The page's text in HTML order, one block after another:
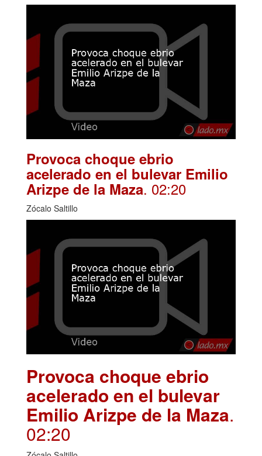
Provoca choque ebrio
acelerado en el bulevar Emilio
Arizpe de la Maza. 02:20
Zócalo Saltillo
Provoca choque ebrio
acelerado en el bulevar
Emilio Arizpe de la Maza.
02:20